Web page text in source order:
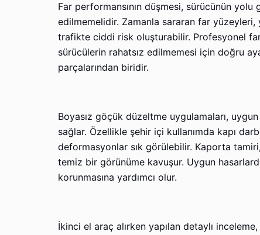
Far performansının düşmesi, sürücünün
edilmemelidir. Zamanla sararan far yüzeyleri,
trafikte ciddi risk oluşturabilir. Profesyonel
sürücülerin rahatsız edilmemesi için doğru
parçalarından biridir.
Boyasız göçük düzeltme uygulamaları,
sağlar. Özellikle şehir içi kullanımda kapı
deformasyonlar sık görülebilir. Kaporta
temiz bir görünüme kavuşur. Uygun
korunmasına yardımcı olur.
İkinci el araç alırken yapılan detaylı